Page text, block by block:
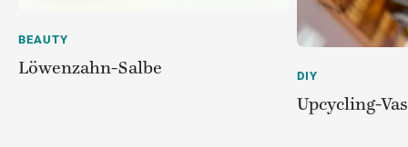
BEAUTY
Löwenzahn-Salbe DIY
Upcycling-